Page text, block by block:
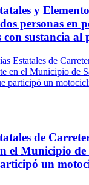
y
personas en
sustancia al
de
el Municipio
un